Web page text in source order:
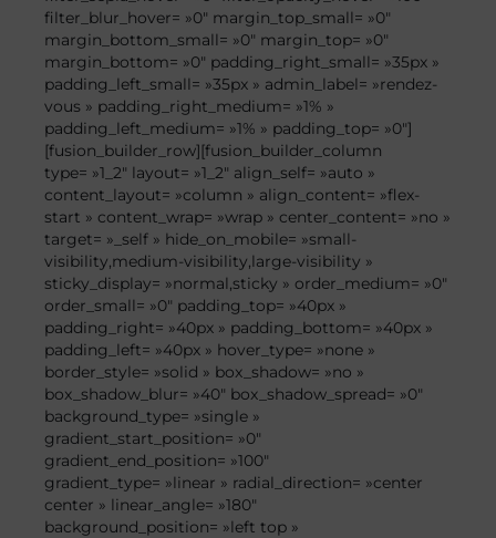
filter_blur_hover= »0″ margin_top_small= »0″
margin_bottom_small= »0″ margin_top= »0″
margin_bottom= »0″ padding_right_small= »35px »
padding_left_small= »35px » admin_label= »rendez-
vous » padding_right_medium= »1% »
padding_left_medium= »1% » padding_top= »0″]
[fusion_builder_row][fusion_builder_column
type= »1_2″ layout= »1_2″ align_self= »auto »
content_layout= »column » align_content= »flex-
start » content_wrap= »wrap » center_content= »no »
target= »_self » hide_on_mobile= »small-
visibility,medium-visibility,large-visibility »
sticky_display= »normal,sticky » order_medium= »0″
order_small= »0″ padding_top= »40px »
padding_right= »40px » padding_bottom= »40px »
padding_left= »40px » hover_type= »none »
border_style= »solid » box_shadow= »no »
box_shadow_blur= »40″ box_shadow_spread= »0″
background_type= »single »
gradient_start_position= »0″
gradient_end_position= »100″
gradient_type= »linear » radial_direction= »center
center » linear_angle= »180″
background_position= »left top »